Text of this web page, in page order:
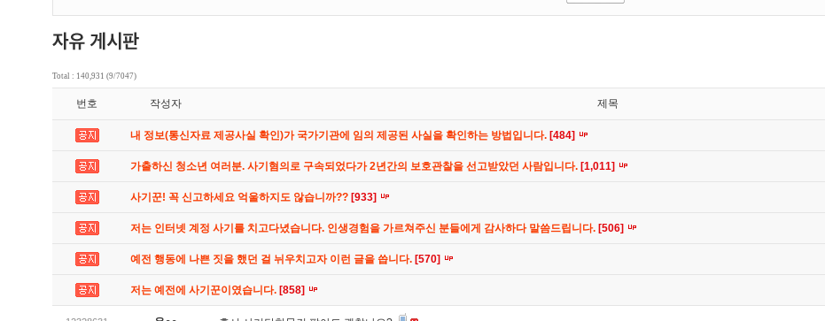
Total : 140,931 (9/7047)
번호 작성자 제목
내 정보(통신자료 제공사실 확인)가 국가기관에 임의 제공된 사실을 확인하는 방법입니다. [484]
가출하신 청소년 여러분. 사기혐의로 구속되었다가 2년간의 보호관찰을 선고받았던 사람입니다. [1,011]
사기꾼! 꼭 신고하세요 억울하지도 않습니까?? [933]
저는 인터넷 계정 사기를 치고다녔습니다. 인생경험을 가르쳐주신 분들에게 감사하다 말씀드립니다. [506]
예전 행동에 나쁜 짓을 했던 걸 뉘우치고자 이런 글을 씁니다. [570]
저는 예전에 사기꾼이였습니다. [858]